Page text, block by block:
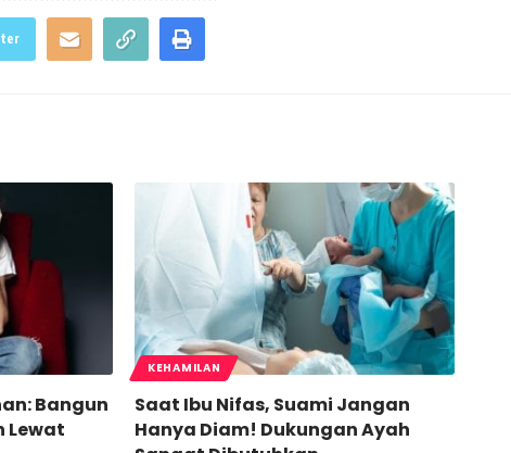
Bangun
Lewat
KEHAMILAN
Saat Ibu Nifas, Suami Jangan
Hanya Diam! Dukungan Ayah